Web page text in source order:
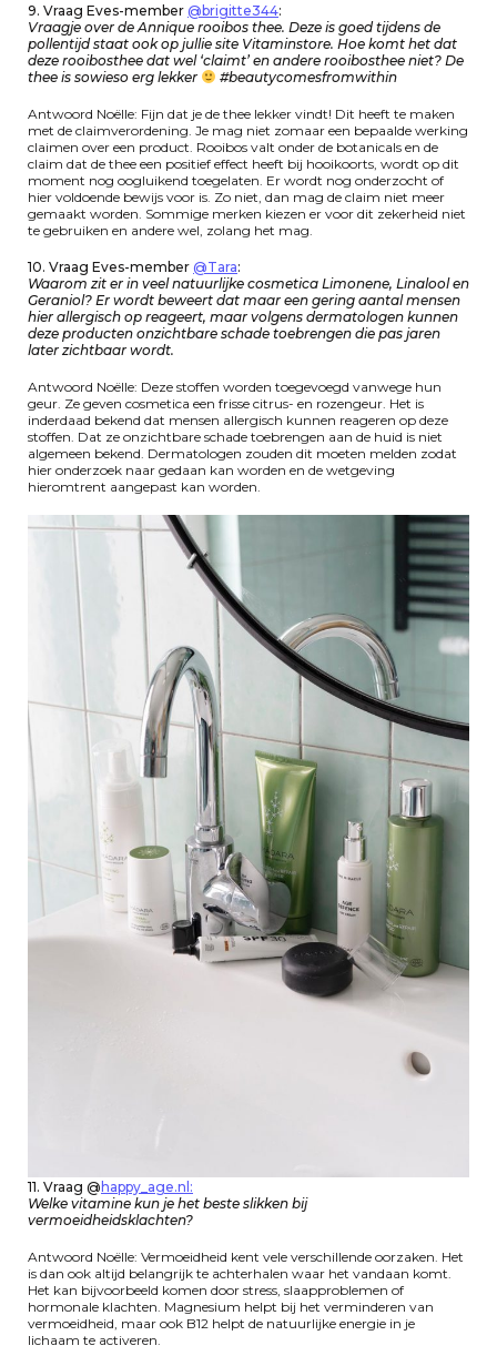
9. Vraag Eves-member @brigitte344:
Vraagje over de Annique rooibos thee. Deze is goed tijdens de
pollentijd staat ook op jullie site Vitaminstore. Hoe komt het dat
deze rooibosthee dat wel ‘claimt’ en andere rooibosthee niet? De
thee is sowieso erg lekker
#beautycomesfromwithin
Antwoord Noëlle: Fijn dat je de thee lekker vindt! Dit heeft te maken
met de claimverordening. Je mag niet zomaar een bepaalde werking
claimen over een product. Rooibos valt onder de botanicals en de
claim dat de thee een positief effect heeft bij hooikoorts, wordt op dit
moment nog oogluikend toegelaten. Er wordt nog onderzocht of
hier voldoende bewijs voor is. Zo niet, dan mag de claim niet meer
gemaakt worden. Sommige merken kiezen er voor dit zekerheid niet
te gebruiken en andere wel, zolang het mag.
10. Vraag Eves-member @Tara:
Waarom zit er in veel natuurlijke cosmetica Limonene, Linalool en
Geraniol? Er wordt beweert dat maar een gering aantal mensen
hier allergisch op reageert, maar volgens dermatologen kunnen
deze producten onzichtbare schade toebrengen die pas jaren
later zichtbaar wordt.
Antwoord Noëlle: Deze stoffen worden toegevoegd vanwege hun
geur. Ze geven cosmetica een frisse citrus- en rozengeur. Het is
inderdaad bekend dat mensen allergisch kunnen reageren op deze
stoffen. Dat ze onzichtbare schade toebrengen aan de huid is niet
algemeen bekend. Dermatologen zouden dit moeten melden zodat
hier onderzoek naar gedaan kan worden en de wetgeving
hieromtrent aangepast kan worden.
11. Vraag @happy_age.nl:
Welke vitamine kun je het beste slikken bij
vermoeidheidsklachten?
Antwoord Noëlle: Vermoeidheid kent vele verschillende oorzaken. Het
is dan ook altijd belangrijk te achterhalen waar het vandaan komt.
Het kan bijvoorbeeld komen door stress, slaapproblemen of
hormonale klachten. Magnesium helpt bij het verminderen van
vermoeidheid, maar ook B12 helpt de natuurlijke energie in je
lichaam te activeren.